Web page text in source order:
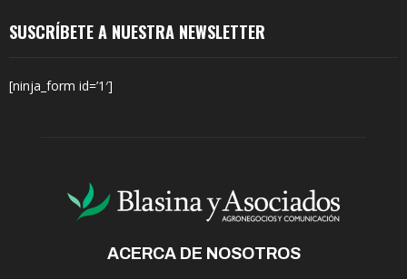
SUSCRÍBETE A NUESTRA NEWSLETTER
[ninja_form id=’1′]
ACERCA DE NOSOTROS